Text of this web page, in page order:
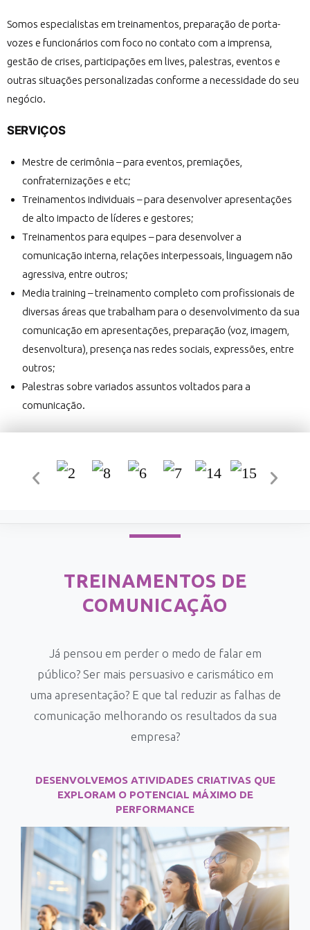
Somos especialistas em treinamentos, preparação de porta-
vozes e funcionários com foco no contato com a imprensa,
gestão de crises, participações em lives, palestras, eventos e
outras situações personalizadas conforme a necessidade do seu
negócio.
SERVIÇOS
Mestre de cerimônia – para eventos, premiações,
confraternizações e etc;
Treinamentos individuais – para desenvolver apresentações
de alto impacto de líderes e gestores;
Treinamentos para equipes – para desenvolver a
comunicação interna, relações interpessoais, linguagem não
agressiva, entre outros;
Media training – treinamento completo com profissionais de
diversas áreas que trabalham para o desenvolvimento da sua
comunicação em apresentações, preparação (voz, imagem,
desenvoltura), presença nas redes sociais, expressões, entre
outros;
Palestras sobre variados assuntos voltados para a
comunicação.
TREINAMENTOS DE
COMUNICAÇÃO
Já pensou em perder o medo de falar em
público? Ser mais persuasivo e carismático em
uma apresentação? E que tal reduzir as falhas de
comunicação melhorando os resultados da sua
empresa?
DESENVOLVEMOS ATIVIDADES CRIATIVAS QUE
EXPLORAM O POTENCIAL MÁXIMO DE
PERFORMANCE